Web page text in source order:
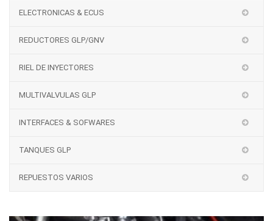
ELECTRONICAS & ECUS
REDUCTORES GLP/GNV
RIEL DE INYECTORES
MULTIVALVULAS GLP
INTERFACES & SOFWARES
TANQUES GLP
REPUESTOS VARIOS